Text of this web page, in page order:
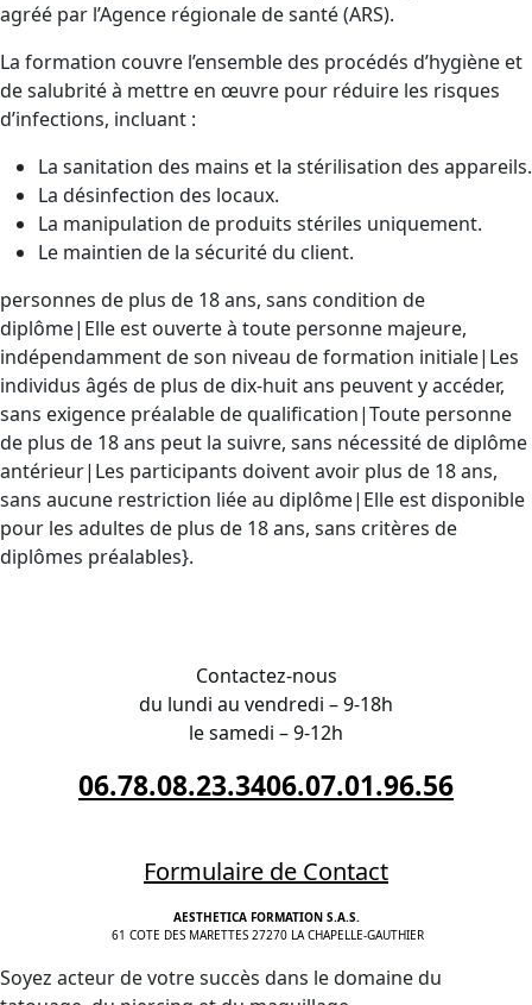
agréé par l’Agence régionale de santé (ARS).
La formation couvre l’ensemble des procédés d’hygiène et
de salubrité à mettre en œuvre pour réduire les risques
d’infections, incluant :
La sanitation des mains et la stérilisation des appareils.
La désinfection des locaux.
La manipulation de produits stériles uniquement.
Le maintien de la sécurité du client.
personnes de plus de 18 ans, sans condition de
diplôme|Elle est ouverte à toute personne majeure,
indépendamment de son niveau de formation initiale|Les
individus âgés de plus de dix-huit ans peuvent y accéder,
sans exigence préalable de qualification|Toute personne
de plus de 18 ans peut la suivre, sans nécessité de diplôme
antérieur|Les participants doivent avoir plus de 18 ans,
sans aucune restriction liée au diplôme|Elle est disponible
pour les adultes de plus de 18 ans, sans critères de
diplômes préalables}.
Contactez-nous
du lundi au vendredi – 9-18h
le samedi – 9-12h
06.78.08.23.3406.07.01.96.56
Formulaire de Contact
AESTHETICA FORMATION S.A.S.
61 COTE DES MARETTES 27270 LA CHAPELLE-GAUTHIER
Soyez acteur de votre succès dans le domaine du